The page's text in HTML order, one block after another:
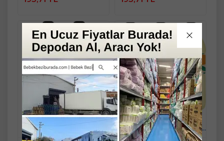
Agarta Kolonya 400 ML
Mandalina 80 Derece Pet
Şişe (2 Li Set)
Agarta Kolonya 400 ML
Mandalina 80 Derece Pet
Şişe (3 Lü Set)